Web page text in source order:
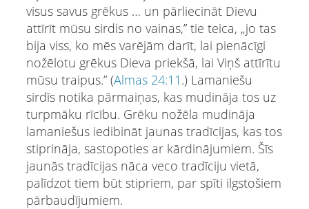
visus savus grēkus … un pārliecināt Dievu
attīrīt mūsu sirdis no vainas,” tie teica, „jo tas
bija viss, ko mēs varējām darīt, lai pienācīgi
nožēlotu grēkus Dieva priekšā, lai Viņš attīrītu
mūsu traipus.” (Аlmas 24:11 .) Lamaniešu
sirdīs notika pārmaiņas, kas mudināja tos uz
turpmāku rīcību. Grēku nožēla mudināja
lamaniešus iedibināt jaunas tradīcijas, kas tos
stiprināja, sastopoties ar kārdinājumiem. Šīs
jaunās tradīcijas nāca veco tradīciju vietā,
palīdzot tiem būt stipriem, par spīti ilgstošiem
pārbaudījumiem.